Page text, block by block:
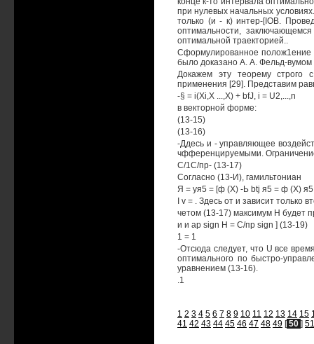
при нулевых начальных
только (и - к) интер-[IOB.
оптимальности,
оптимальной траекторией..
Сформулированное полож1ение
было доказано А. А. Фельд-
Докажем эту теорему строго
применения [29]. Представим
-§ = i(Xi,X ...,X) + bfJ, i = U2,...,n
в векторной форме:
(13-15)
(13-16)
-Ддесь и - управляющее
чфференцируемыми.
С/1С/пр- (13-17)
Согласно (13-И), гамильтониан
Я = уя5 = [ф (X) -Ь btj я5 = ф (X)
I v = . Здесь от и зависит только
четом (13-17) максимум Н будет
и и ар sign Н = С/пр sign ] (13-19)
1 = 1
-Отсюда следует, что U все
оптимального по быстро-
уравнением (13-16).
.1
1 2 3 4 5 6 7 8 9 10 11 12 13 14 15
41 42 43 44 45 46 47 48 49 [ 50 ] 51